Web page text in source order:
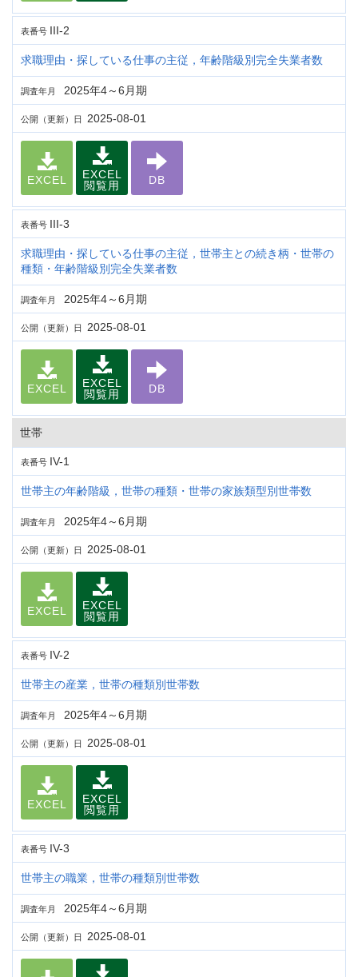
表番号 III-2
求職理由・探している仕事の主従，年齢階級別完全失業者数
調査年月 2025年4～6月期
公開（更新）日 2025-08-01
EXCEL
EXCEL
閲覧用
DB
表番号 III-3
求職理由・探している仕事の主従，世帯主との続き柄・世帯の
種類・年齢階級別完全失業者数
調査年月 2025年4～6月期
公開（更新）日 2025-08-01
EXCEL
EXCEL
閲覧用
DB
世帯
表番号 IV-1
世帯主の年齢階級，世帯の種類・世帯の家族類型別世帯数
調査年月 2025年4～6月期
公開（更新）日 2025-08-01
EXCEL
EXCEL
閲覧用
表番号 IV-2
世帯主の産業，世帯の種類別世帯数
調査年月 2025年4～6月期
公開（更新）日 2025-08-01
EXCEL
EXCEL
閲覧用
表番号 IV-3
世帯主の職業，世帯の種類別世帯数
調査年月 2025年4～6月期
公開（更新）日 2025-08-01